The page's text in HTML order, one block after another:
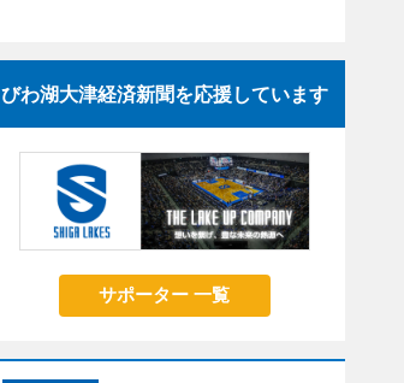
びわ湖大津経済新聞を応援しています
サポーター 一覧